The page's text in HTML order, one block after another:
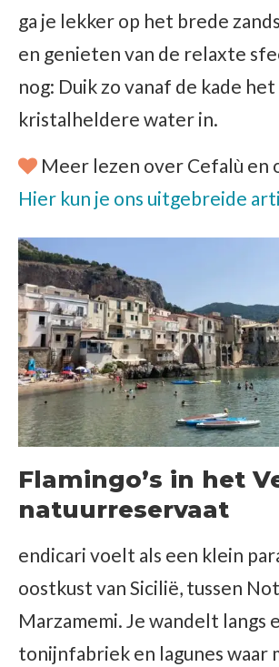
ga je lekker op het brede
en genieten van de relaxte
nog: Duik zo vanaf de kade het
kristalheldere water in.
Meer lezen over Cefalù en
Hier kun je ons uitgebreide
Flamingo’s in het
natuurreservaat
endicari voelt als een klein
oostkust van Sicilië, tussen
Marzamemi. Je wandelt langs
tonijnfabriek en lagunes waar